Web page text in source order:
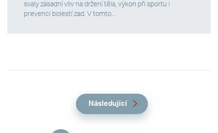
svaly zásadní vliv na držení těla, výkon při sportu i
prevenci bolestí zad. V tomto...
Následující